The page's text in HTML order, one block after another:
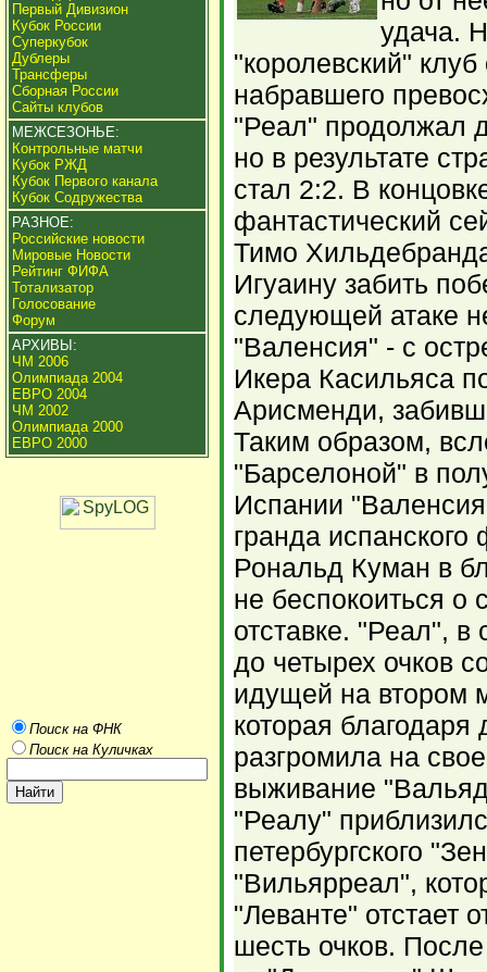
Первый Дивизион
Кубок России
Суперкубок
Дублеры
Трансферы
Сборная России
Сайты клубов
МЕЖСЕЗОНЬЕ:
Контрольные матчи
Кубок РЖД
Кубок Первого канала
Кубок Содружества
РАЗНОЕ:
Российские новости
Мировые Новости
Рейтинг ФИФА
Тотализатор
Голосование
Форум
АРХИВЫ:
ЧМ 2006
Олимпиада 2004
ЕВРО 2004
ЧМ 2002
Олимпиада 2000
ЕВРО 2000
Поиск на ФНК
Поиск на Куличках
удача.
"королевский"
набравшего
"Реал" продолжал
но в результате
стал 2:2. В
фантастический
Тимо
Игуаину забить
следующей атаке
"Валенсия" - с
Икера Касильяса
Арисменди,
Таким образом,
"Барселоной" в
Испании
гранда
Рональд Куман в
не беспокоиться о
отставке. "Реал", в
до четырех очков
идущей на втором
которая
разгромила на
выживание
"Реалу"
петербургского
"Вильярреал",
"Леванте" отстает
шесть очков.